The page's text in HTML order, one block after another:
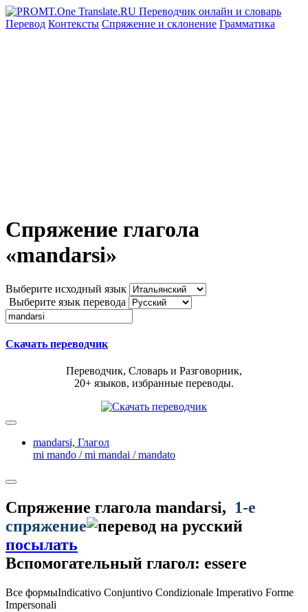
Перевод Контексты Спряжение и склонение Грамматика
Спряжение глагола
«mandarsi»
Выберите исходный язык
Выберите язык перевода
Скачать переводчик
Переводчик, Словарь и Разговорник,
20+ языков, избранные переводы.
mandarsi, Глагол
mi mando / mi mandai / mandato
Спряжение глагола mandarsi, 1-е
спряжение
посылать
Вспомогательный глагол: essere
Все формыIndicativo Conjuntivo Condizionale Imperativo Forme
Impersonali